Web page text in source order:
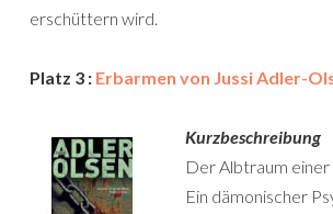
erschüttern wird.
Platz 3 : Erbarmen von Jussi Adler-
Kurzbeschreibung
Der Albtraum einer
Ein dämonischer